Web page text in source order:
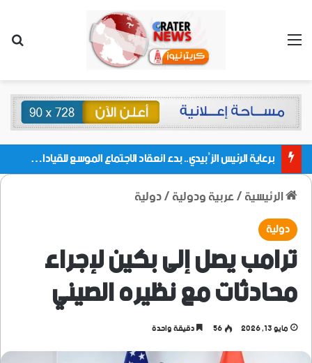
القائمة
برعاية الرئيس الزُبيدي.. بدء انعقاد الاجتماع الموسع للقيادات المحلية بالعاصمة ولمديريات وكتل مجلس العموم ومنسقيات الجامعة بالعاصمة عدن
الرئيسية/عربية ودولية/دولية
دولية
ترامب يصل إلى بكين لإجراء
محادثات مع نظيره الصيني
مايو 13, 2026 56 دقيقة واحدة